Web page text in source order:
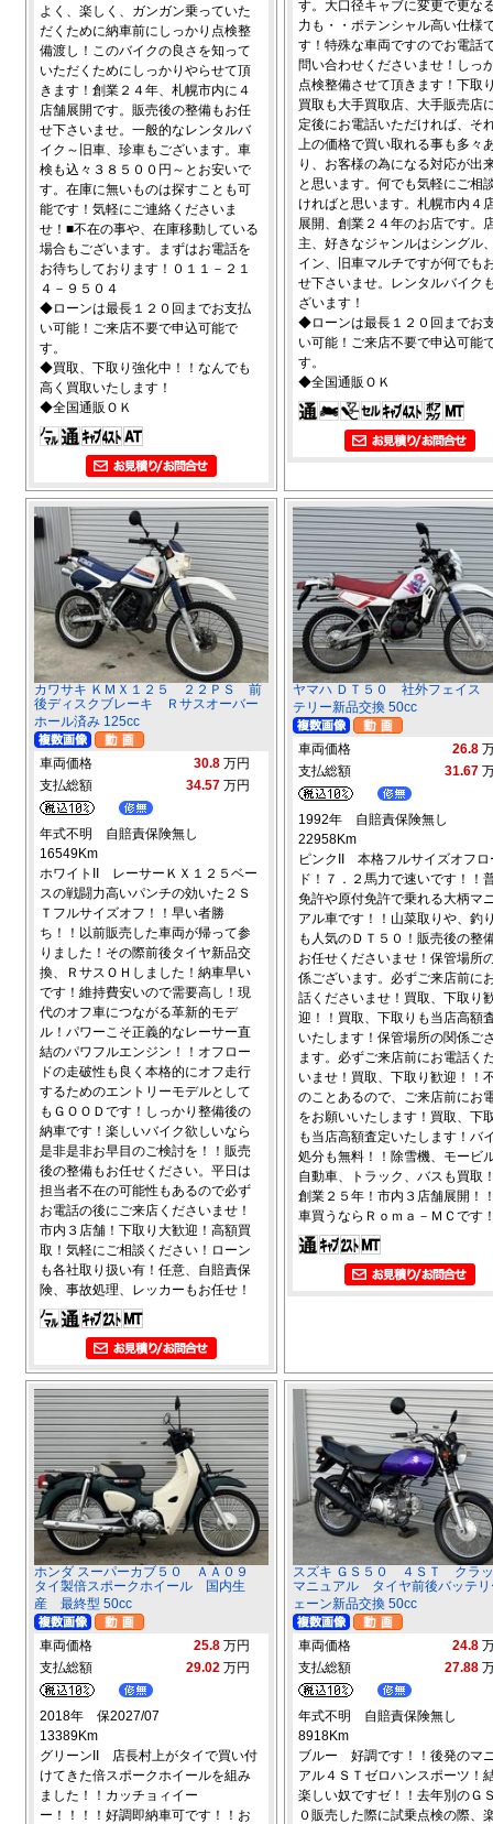
よく、楽しく、ガンガン乗っていた
だくために納車前にしっかり点検整
備渡し！このバイクの良さを知って
いただくためにしっかりやらせて頂
きます！創業２４年、札幌市内に４
店舗展開です。販売後の整備もお任
せ下さいませ。一般的なレンタルバ
イク～旧車、珍車もございます。車
検も込々３８５００円～とお安いで
す。在庫に無いものは探すことも可
能です！気軽にご連絡くださいま
せ！■不在の事や、在庫移動している
場合もございます。まずはお電話を
お待ちしております！０１１－２１
４－９５０４
◆ローンは最長１２０回までお支払
い可能！ご来店不要で申込可能で
す。
◆買取、下取り強化中！！なんでも
高く買取いたします！
◆全国通販ＯＫ
す。大口径キャブに変更で更な
力も・・ポテンシャル高い仕様
す！特殊な車両ですのでお電話
問い合わせくださいませ！しっ
点検整備させて頂きます！下取
買取も大手買取店、大手販売店
定後にお電話いただければ、そ
上の価格で買い取れる事も多々
り、お客様の為になる対応が出
と思います。何でも気軽にご相
ければと思います。札幌市内４
展開、創業２４年のお店です。
主、好きなジャンルはシングル
イン、旧車マルチですが何でも
せ下さいませ。レンタルバイク
ざいます！
◆ローンは最長１２０回までお
い可能！ご来店不要で申込可能
す。
◆全国通販ＯＫ
カワサキ ＫＭＸ１２５ ２２ＰＳ 前
後ディスクブレーキ Ｒサスオーバー
ホール済み 125cc
車両価格 30.8 万円
支払総額
34.57 万円
年式不明 自賠責保険無し
16549Km
ホワイトII レーサーＫＸ１２５ベー
スの戦闘力高いパンチの効いた２Ｓ
Ｔフルサイズオフ！！早い者勝
ち！！以前販売した車両が帰って参
りました！その際前後タイヤ新品交
換、ＲサスＯＨしました！納車早い
です！維持費安いので需要高し！現
代のオフ車につながる革新的モデ
ル！パワーこそ正義的なレーサー直
結のパワフルエンジン！！オフロー
ドの走破性も良く本格的にオフ走行
するためのエントリーモデルとして
もＧＯＯＤです！しっかり整備後の
納車です！楽しいバイク欲しいなら
是非是非お早目のご検討を！！販売
後の整備もお任せください。平日は
担当者不在の可能性もあるので必ず
お電話の後にご来店くださいませ！
市内３店舗！下取り大歓迎！高額買
取！気軽にご相談ください！ローン
も各社取り扱い有！任意、自賠責保
険、事故処理、レッカーもお任せ！
ヤマハ ＤＴ５０ 社外フェイス
テリー新品交換 50cc
車両価格 26.8
支払総額
31.67
1992年 自賠責保険無し
22958Km
ピンクII 本格フルサイズオフロ
ド！７．２馬力で速いです！！
免許や原付免許で乗れる大柄マ
アル車です！！山菜取りや、釣
も人気のＤＴ５０！販売後の整
お任せくださいませ！保管場所
係ございます。必ずご来店前に
話くださいませ！買取、下取り
迎！！買取、下取りも当店高額
いたします！保管場所の関係ご
ます。必ずご来店前にお電話く
いませ！買取、下取り歓迎！！
のことあるので、ご来店前にお
をお願いいたします！買取、下
も当店高額査定いたします！バ
処分も無料！！除雪機、モービ
自動車、トラック、バスも買取
創業２５年！市内３店舗展開！
車買うならＲｏｍａ－ＭＣです
ホンダ スーパーカブ５０ ＡＡ０９
タイ製倍スポークホイール 国内生
産 最終型 50cc
車両価格 25.8 万円
支払総額
29.02 万円
2018年 保2027/07
13389Km
グリーンII 店長村上がタイで買い付
けてきた倍スポークホイールを組み
ました！！カッチョィイー
ー！！！！好調即納車可です！！お
スズキ ＧＳ５０ ４ＳＴ クラ
マニュアル タイヤ前後バッテリ
ェーン新品交換 50cc
車両価格 24.8
支払総額
27.88
年式不明 自賠責保険無し
8918Km
ブルー 好調です！！後発のマ
アル４ＳＴゼロハンスポーツ！
楽しい奴ですゼ！！去年別のＧ
０販売した際に試乗点検の際、